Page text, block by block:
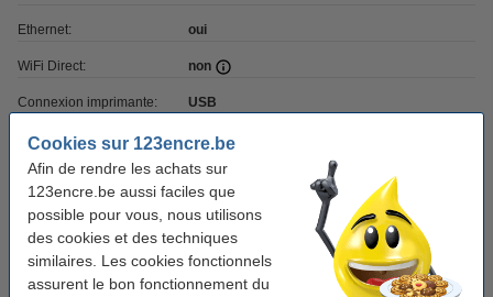
Cookies sur 123encre.be
Afin de rendre les achats sur
123encre.be aussi faciles que
possible pour vous, nous utilisons
des cookies et des techniques
similaires. Les cookies fonctionnels
assurent le bon fonctionnement du
Ethernet: oui
WiFi Direct: non
Connexion imprimante: USB
Recto-verso: oui
Impression mobile:
oui (AirPrint, Mopria, application
d'impression)
Mémoire: 512 MB
Lieu d'utilisation: petit bureau